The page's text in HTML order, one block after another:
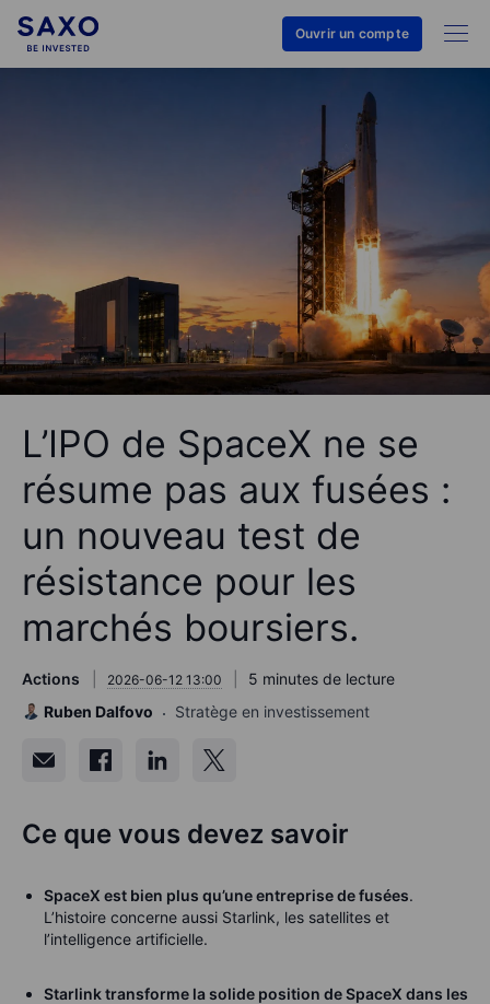
Ouvrir un compte
L’IPO de SpaceX ne se
résume pas aux fusées :
un nouveau test de
résistance pour les
marchés boursiers.
Actions 2026-06-12 13:00
5 minutes de lecture
Ruben Dalfovo
Stratège en investissement
Ce que vous devez savoir
SpaceX est bien plus qu’une entreprise de fusées.
L’histoire concerne aussi Starlink, les satellites et
l’intelligence artificielle.
Starlink transforme la solide position de SpaceX dans les